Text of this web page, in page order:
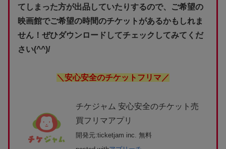
てしまった方が出品していたりするので、ご希望の
映画館でご希望の時間のチケットがあるかもしれま
せん！ぜひダウンロードしてチェックしてみてくだ
さい(^^)/
＼安心安全のチケットフリマ／
チケジャム 安心安全のチケット売
買フリマアプリ
開発元:ticketjam inc. 無料